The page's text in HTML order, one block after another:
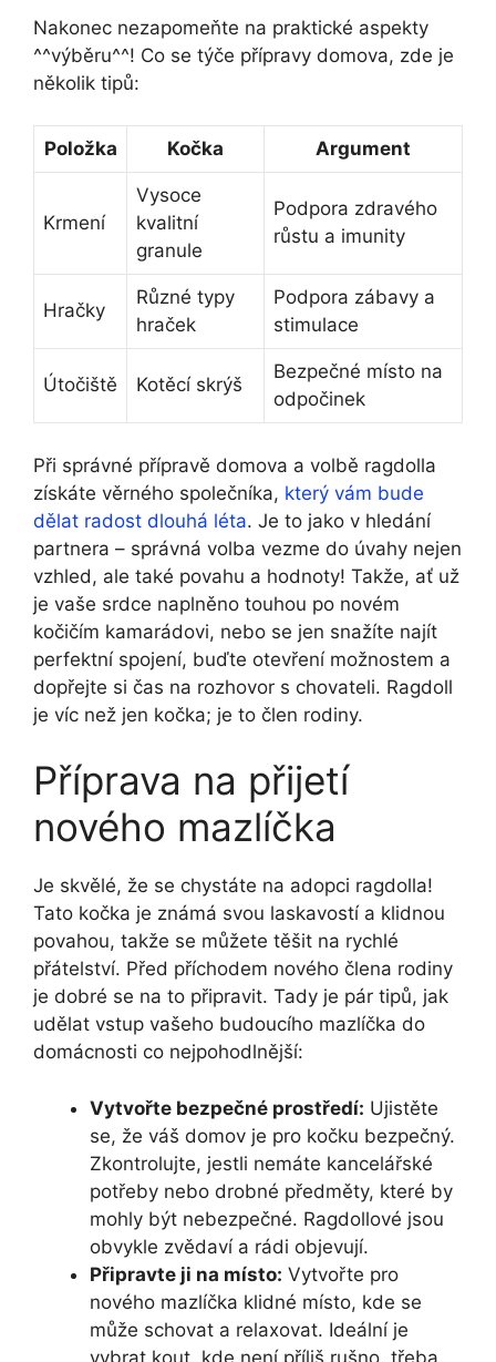
Nakonec nezapomeňte na praktické aspekty
^^výběru^^! Co se týče přípravy domova, zde je
několik tipů:
Položka Kočka Argument
Krmení
Vysoce
kvalitní
granule
Podpora zdravého
růstu a imunity
Hračky
Různé typy
hraček
Podpora zábavy a
stimulace
Útočiště Kotěcí skrýš
Bezpečné místo na
odpočinek
Při správné přípravě domova a volbě ragdolla
získáte věrného společníka, který vám bude
dělat radost dlouhá léta. Je to jako v hledání
partnera – správná volba vezme do úvahy nejen
vzhled, ale také povahu a hodnoty! Takže, ať už
je vaše srdce naplněno touhou po novém
kočičím kamarádovi, nebo se jen snažíte najít
perfektní spojení, buďte otevření možnostem a
dopřejte si čas na rozhovor s chovateli. Ragdoll
je víc než jen kočka; je to člen rodiny.
Příprava na přijetí
nového mazlíčka
Je skvělé, že se chystáte na adopci ragdolla!
Tato kočka je známá svou laskavostí a klidnou
povahou, takže se můžete těšit na rychlé
přátelství. Před příchodem nového člena rodiny
je dobré se na to připravit. Tady je pár tipů, jak
udělat vstup vašeho budoucího mazlíčka do
domácnosti co nejpohodlnější:
Vytvořte bezpečné prostředí: Ujistěte
se, že váš domov je pro kočku bezpečný.
Zkontrolujte, jestli nemáte kancelářské
potřeby nebo drobné předměty, které by
mohly být nebezpečné. Ragdollové jsou
obvykle zvědaví a rádi objevují.
Připravte ji na místo: Vytvořte pro
nového mazlíčka klidné místo, kde se
může schovat a relaxovat. Ideální je
vybrat kout, kde není příliš rušno, třeba